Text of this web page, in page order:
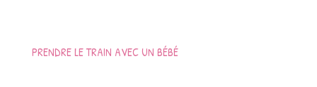
PRENDRE LE TRAIN AVEC UN BÉBÉ